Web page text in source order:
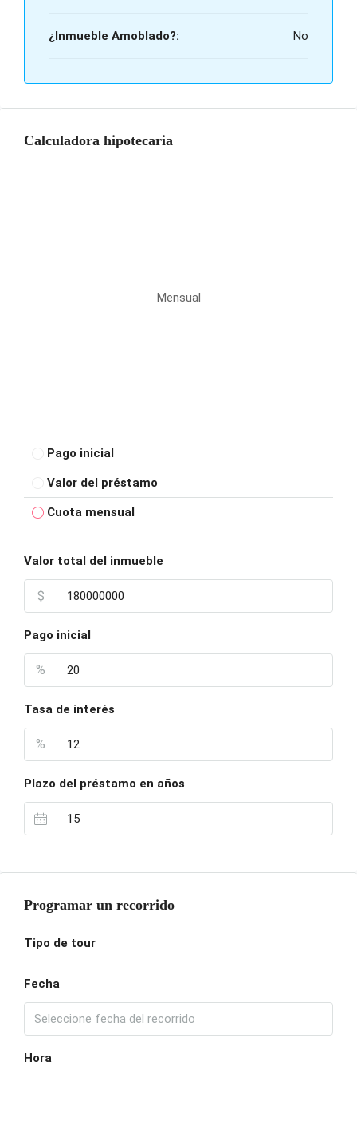
¿Inmueble Amoblado?: No
Calculadora hipotecaria
Mensual
Pago inicial
Valor del préstamo
Cuota mensual
Valor total del inmueble
$
Pago inicial
%
Tasa de interés
%
Plazo del préstamo en años
Programar un recorrido
Tipo de tour
Fecha
Hora